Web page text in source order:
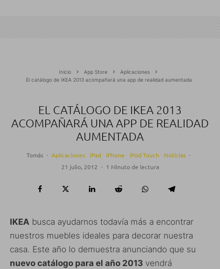
Inicio App Store
Aplicaciones
El catálogo de IKEA 2013 acompañará una app de realidad aumentada
EL CATÁLOGO DE IKEA 2013
ACOMPAÑARÁ UNA APP DE REALIDAD
AUMENTADA
Tomás · Aplicaciones iPad iPhone iPod Touch Noticias ·
21 julio, 2012 · 1 Minuto de lectura
IKEA busca ayudarnos todavía más a encontrar
nuestros muebles ideales para decorar nuestra
casa. Este año lo demuestra anunciando que su
nuevo catálogo para el año 2013 vendrá